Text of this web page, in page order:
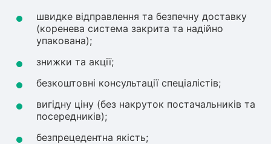
швидке відправлення та безпечну доставку
(коренева система закрита та надійно
упакована);
знижки та акції;
безкоштовні консультації спеціалістів;
вигідну ціну (без накруток постачальників та
посередників);
безпрецедентна якість;